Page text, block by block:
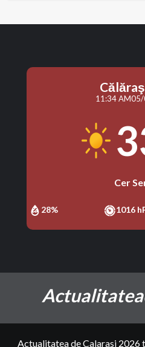
11:34 AM05/
Cer
28% 1016
Actualitatea de Calarasi